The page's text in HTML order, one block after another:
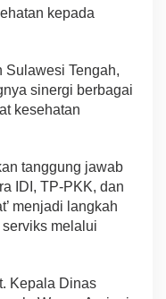
kepada
Sulawesi Tengah,
sinergi berbagai
kesehatan
tanggung jawab
IDI, TP-PKK, dan
menjadi langkah
melalui
Kepala Dinas